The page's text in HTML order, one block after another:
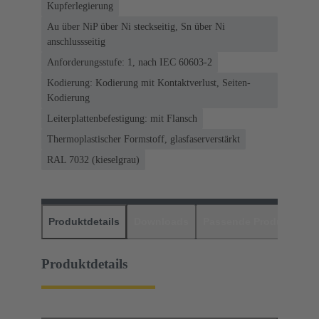
Kupferlegierung
Au über NiP über Ni steckseitig, Sn über Ni
anschlussseitig
Anforderungsstufe: 1, nach IEC 60603-2
Kodierung: Kodierung mit Kontaktverlust, Seiten-
Kodierung
Leiterplattenbefestigung: mit Flansch
Thermoplastischer Formstoff, glasfaserverstärkt
RAL 7032 (kieselgrau)
Produktdetails
Produktdetails